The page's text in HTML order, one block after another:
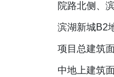
院路北侧、
滨湖新城B2
项目总建筑
中地上建筑